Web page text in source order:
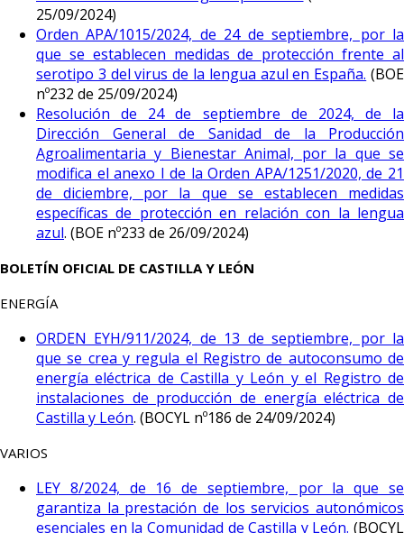
25/09/2024)
Orden APA/1015/2024, de 24 de septiembre, por la
que se establecen medidas de protección frente al
serotipo 3 del virus de la lengua azul en España. (BOE
nº232 de 25/09/2024)
Resolución de 24 de septiembre de 2024, de la
Dirección General de Sanidad de la Producción
Agroalimentaria y Bienestar Animal, por la que se
modifica el anexo I de la Orden APA/1251/2020, de 21
de diciembre, por la que se establecen medidas
específicas de protección en relación con la lengua
azul. (BOE nº233 de 26/09/2024)
BOLETÍN OFICIAL DE CASTILLA Y LEÓN
ENERGÍA
ORDEN EYH/911/2024, de 13 de septiembre, por la
que se crea y regula el Registro de autoconsumo de
energía eléctrica de Castilla y León y el Registro de
instalaciones de producción de energía eléctrica de
Castilla y León. (BOCYL nº186 de 24/09/2024)
VARIOS
LEY 8/2024, de 16 de septiembre, por la que se
garantiza la prestación de los servicios autonómicos
esenciales en la Comunidad de Castilla y León. (BOCYL